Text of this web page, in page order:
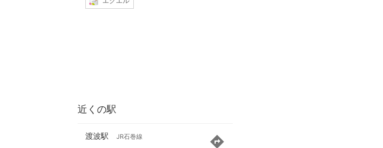
近くの駅
渡波駅 JR石巻線